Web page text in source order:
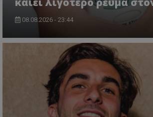
08.08.2026 - 23:44